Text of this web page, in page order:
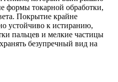
формы токарной обработки,
Покрытие крайне
устойчиво к истиранию,
пальцев и мелкие частицы
безупречный вид на